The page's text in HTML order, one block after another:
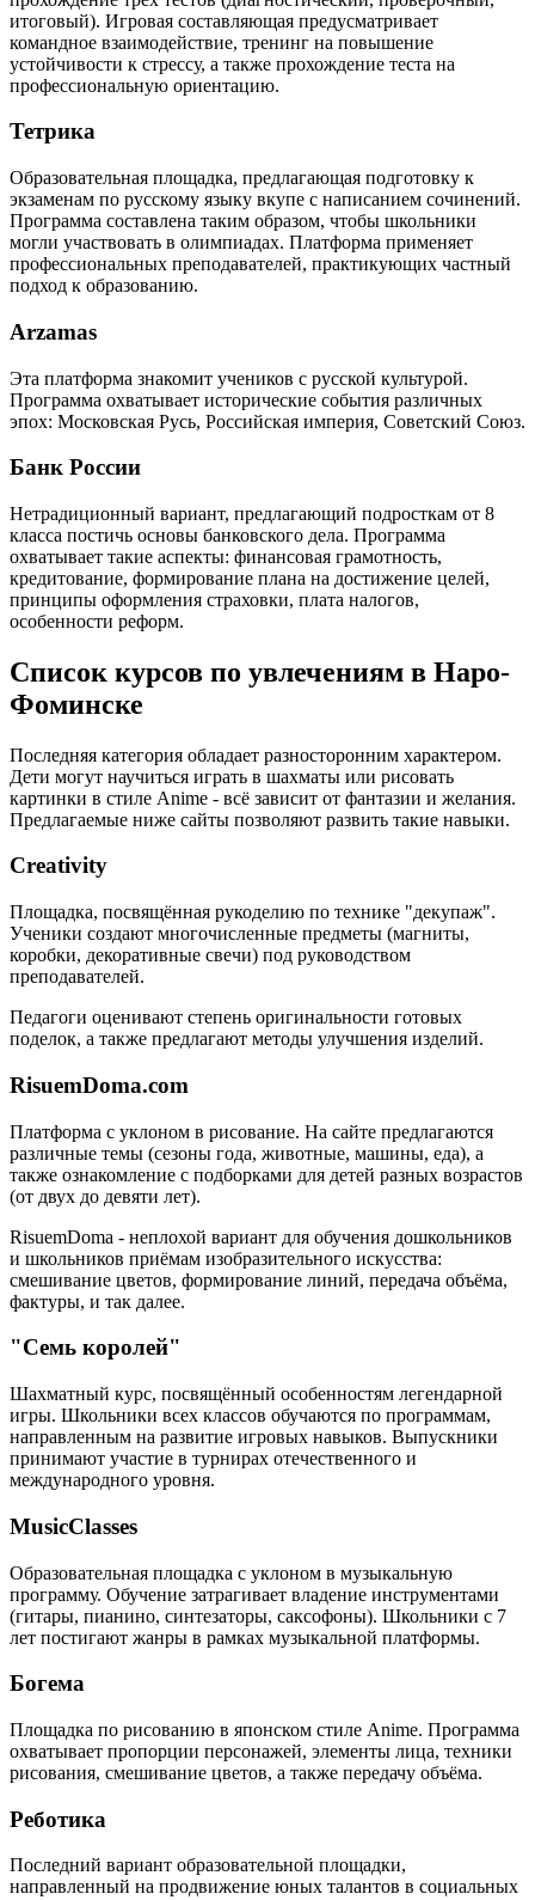
итоговый). Игровая составляющая предусматривает
командное взаимодействие, тренинг на повышение
устойчивости к стрессу, а также прохождение теста на
профессиональную ориентацию.
Тетрика
Образовательная площадка, предлагающая подготовку к
экзаменам по русскому языку вкупе с написанием сочинений.
Программа составлена таким образом, чтобы школьники
могли участвовать в олимпиадах. Платформа применяет
профессиональных преподавателей, практикующих частный
подход к образованию.
Arzamas
Эта платформа знакомит учеников с русской культурой.
Программа охватывает исторические события различных
эпох: Московская Русь, Российская империя, Советский Союз.
Банк России
Нетрадиционный вариант, предлагающий подросткам от 8
класса постичь основы банковского дела. Программа
охватывает такие аспекты: финансовая грамотность,
кредитование, формирование плана на достижение целей,
принципы оформления страховки, плата налогов,
особенности реформ.
Список курсов по увлечениям в Наро-
Фоминске
Последняя категория обладает разносторонним характером.
Дети могут научиться играть в шахматы или рисовать
картинки в стиле Anime - всё зависит от фантазии и желания.
Предлагаемые ниже сайты позволяют развить такие навыки.
Creativity
Площадка, посвящённая рукоделию по технике "декупаж".
Ученики создают многочисленные предметы (магниты,
коробки, декоративные свечи) под руководством
преподавателей.
Педагоги оценивают степень оригинальности готовых
поделок, а также предлагают методы улучшения изделий.
RisuemDoma.com
Платформа с уклоном в рисование. На сайте предлагаются
различные темы (сезоны года, животные, машины, еда), а
также ознакомление с подборками для детей разных возрастов
(от двух до девяти лет).
RisuemDoma - неплохой вариант для обучения дошкольников
и школьников приёмам изобразительного искусства:
смешивание цветов, формирование линий, передача объёма,
фактуры, и так далее.
"Семь королей"
Шахматный курс, посвящённый особенностям легендарной
игры. Школьники всех классов обучаются по программам,
направленным на развитие игровых навыков. Выпускники
принимают участие в турнирах отечественного и
международного уровня.
MusicClasses
Образовательная площадка с уклоном в музыкальную
программу. Обучение затрагивает владение инструментами
(гитары, пианино, синтезаторы, саксофоны). Школьники с 7
лет постигают жанры в рамках музыкальной платформы.
Богема
Площадка по рисованию в японском стиле Anime. Программа
охватывает пропорции персонажей, элементы лица, техники
рисования, смешивание цветов, а также передачу объёма.
Реботика
Последний вариант образовательной площадки,
направленный на продвижение юных талантов в социальных